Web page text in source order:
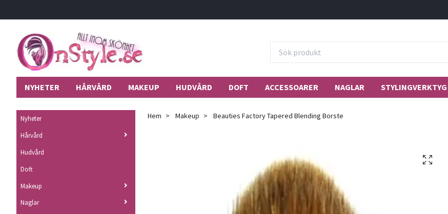
NYHETER HÅRVÅRD MAKEUP HUDVÅRD DOFT ACCESSOARER NAGLAR STYLINGVERKTYG
Nyheter
Hårvård
Hudvård
Doft
Makeup
Naglar
Hem Makeup Beauties Factory Tapered Blending Borste